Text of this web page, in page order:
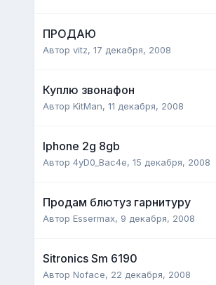
ПРОДАЮ
Автор vitz, 17 декабря, 2008
Куплю звонафон
Автор KitMan, 11 декабря, 2008
Iphone 2g 8gb
Автор 4yD0_Bac4e, 15 декабря, 2008
Продам блютуз гарнитуру
Автор Essermax, 9 декабря, 2008
Sitronics Sm 6190
Автор Noface, 22 декабря, 2008